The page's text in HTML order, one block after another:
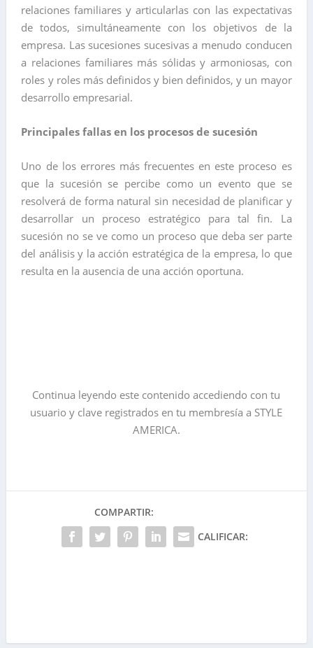
relaciones familiares y articularlas con las expectativas
de todos, simultáneamente con los objetivos de la
empresa. Las sucesiones sucesivas a menudo conducen
a relaciones familiares más sólidas y armoniosas, con
roles y roles más definidos y bien definidos, y un mayor
desarrollo empresarial.
Principales fallas en los procesos de sucesión
Uno de los errores más frecuentes en este proceso es
que la sucesión se percibe como un evento que se
resolverá de forma natural sin necesidad de planificar y
desarrollar un proceso estratégico para tal fin. La
sucesión no se ve como un proceso que deba ser parte
del análisis y la acción estratégica de la empresa, lo que
resulta en la ausencia de una acción oportuna.
Continua leyendo este contenido accediendo con tu
usuario y clave registrados en tu membresía a STYLE
AMERICA.
COMPARTIR:
CALIFICAR: